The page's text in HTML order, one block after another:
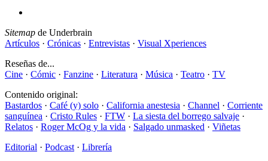
Sitemap de Underbrain
Artículos · Crónicas · Entrevistas · Visual Xperiences
Reseñas de...
Cine · Cómic · Fanzine · Literatura · Música · Teatro · TV
Contenido original:
Bastardos · Café (y) solo · California anestesia · Channel · Corriente
sanguínea · Cristo Rules · FTW · La siesta del borrego salvaje ·
Relatos · Roger McOg y la vida · Salgado unmasked · Viñetas
Editorial · Podcast · Librería